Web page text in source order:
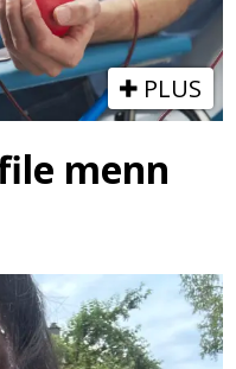
PLUS
menn